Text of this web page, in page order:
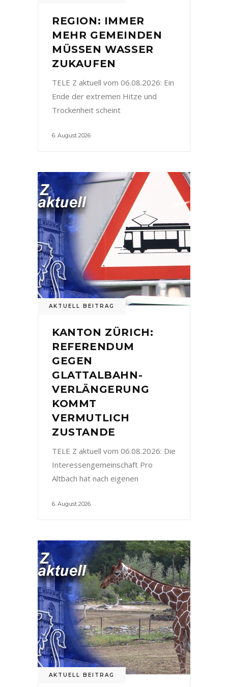
REGION: IMMER
MEHR GEMEINDEN
MÜSSEN WASSER
ZUKAUFEN
TELE Z aktuell vom 06.08.2026: Ein
Ende der extremen Hitze und
Trockenheit scheint
6. August 2026
AKTUELL BEITRAG
KANTON ZÜRICH:
REFERENDUM
GEGEN
GLATTALBAHN-
VERLÄNGERUNG
KOMMT
VERMUTLICH
ZUSTANDE
TELE Z aktuell vom 06.08.2026: Die
Interessengemeinschaft Pro
Altbach hat nach eigenen
6. August 2026
AKTUELL BEITRAG